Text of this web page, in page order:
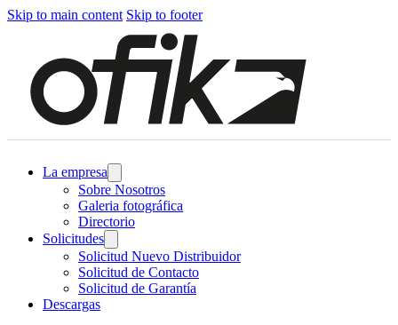
Skip to main content Skip to footer
La empresa
Sobre Nosotros
Galeria fotográfica
Directorio
Solicitudes
Solicitud Nuevo Distribuidor
Solicitud de Contacto
Solicitud de Garantía
Descargas